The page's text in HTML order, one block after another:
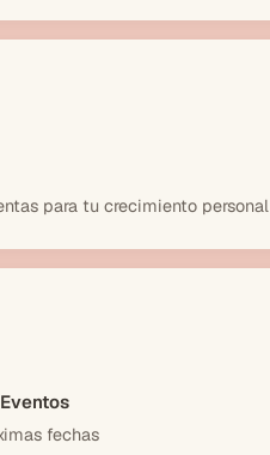
para tu crecimiento personal
fechas